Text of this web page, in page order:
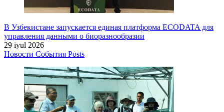
В Узбекистане запускается единая платформа ECODATA для
управления данными о биоразнообразии
29 iyul 2026
Новости События Posts